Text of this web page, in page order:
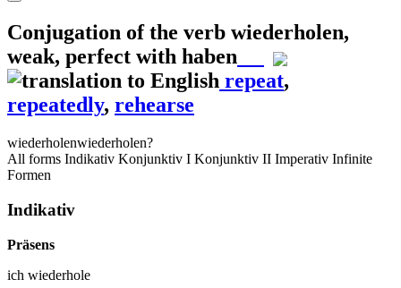
Conjugation of the verb wiederholen,
weak, perfect with haben
repeat,
repeatedly, rehearse
wiederholenwiederholen?
All forms Indikativ Konjunktiv I Konjunktiv II Imperativ Infinite
Formen
Indikativ
Präsens
ich wiederhole